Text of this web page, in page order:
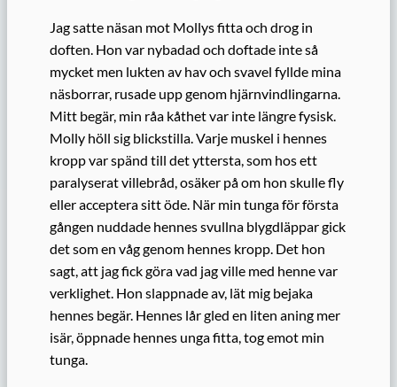
Jag satte näsan mot Mollys fitta och drog in
doften. Hon var nybadad och doftade inte så
mycket men lukten av hav och svavel fyllde mina
näsborrar, rusade upp genom hjärnvindlingarna.
Mitt begär, min råa kåthet var inte längre fysisk.
Molly höll sig blickstilla. Varje muskel i hennes
kropp var spänd till det yttersta, som hos ett
paralyserat villebråd, osäker på om hon skulle fly
eller acceptera sitt öde. När min tunga för första
gången nuddade hennes svullna blygdläppar gick
det som en våg genom hennes kropp. Det hon
sagt, att jag fick göra vad jag ville med henne var
verklighet. Hon slappnade av, lät mig bejaka
hennes begär. Hennes lår gled en liten aning mer
isär, öppnade hennes unga fitta, tog emot min
tunga.